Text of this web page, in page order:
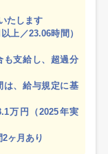
たします
上／23.06時間）
支給し、超過分
、給与規定に基
万円（2025年実
ヶ月あり